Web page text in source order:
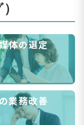
体の選定
業務改善